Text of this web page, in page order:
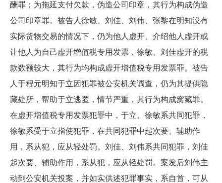
酬罪；为拖延支付欠款，伪造公司印章，其行为构成伪造
公司印章罪。被告人徐敏、刘佳、刘伟、张黎在明知没有
实际货物交易的情况下，仍为他人虚开、介绍他人虚开或
让他人为自己虚开增值税专用发票，徐敏、刘佳虚开的税
款数额较大，其行为均构成虚开增值税专用发票罪。被告
人于程元明知于立因犯罪被公安机关调查，仍为其提供隐
藏处所，帮助于立逃匿，情节严重，其行为构成窝藏罪。
在虚开增值税专用发票犯罪中，于立、徐敏系共同犯罪，
徐敏系受于立指使犯罪，在共同犯罪中起次要、辅助作
用，系从犯，应从轻处罚。刘佳、刘伟系共同犯罪，刘佳
起次要、辅助作用，系从犯，应从轻处罚。案发后刘伟主
动到公安机关投案，并如实供述犯罪事实，系自首，可从